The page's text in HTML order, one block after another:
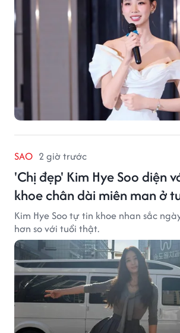
SAO 2 giờ trước
'Chị đẹp' Kim Hye Soo diện
khoe chân dài miên man ở
Kim Hye Soo tự tin khoe nhan sắc
hơn so với tuổi thật.